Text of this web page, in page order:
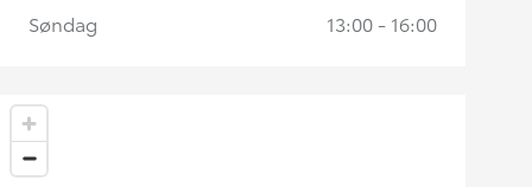
Søndag
13:00 - 16:00